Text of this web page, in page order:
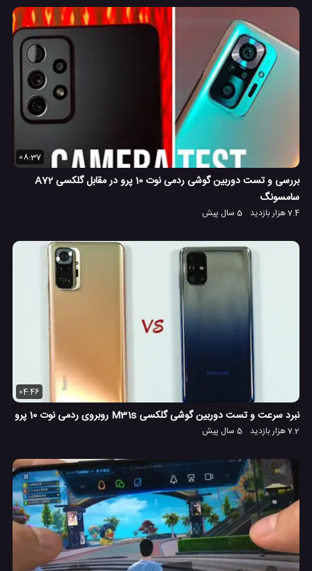
08:37
بررسی و تست دوربین گوشی ردمی نوت 10 پرو در مقابل گلکسی A72
سامسونگ
7.4 هزار بازدید 5 سال پیش
04:46
نبرد سرعت و تست دوربین گوشی گلکسی M31s روبروی ردمی نوت 10 پرو
7.2 هزار بازدید 5 سال پیش